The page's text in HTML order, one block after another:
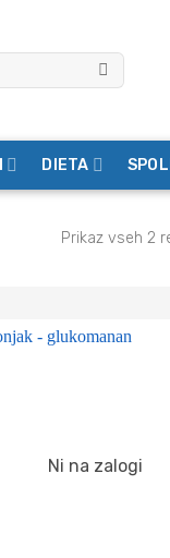
DIETA
Prikaz vseh 2
Ni na zalogi